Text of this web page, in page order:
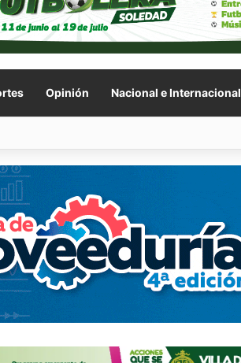
Opinión Nacional e Internacional
y de pastizales